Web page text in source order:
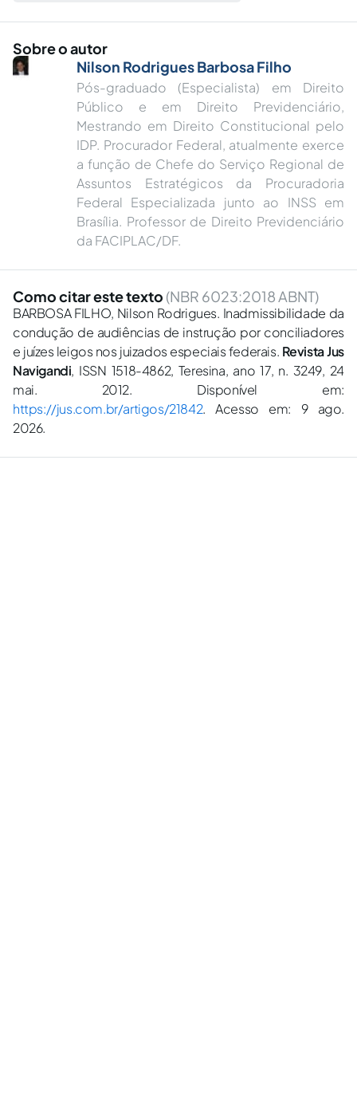
Sobre o autor
Nilson Rodrigues Barbosa Filho
Pós-graduado (Especialista) em Direito
Público e em Direito Previdenciário,
Mestrando em Direito Constitucional pelo
IDP. Procurador Federal, atualmente exerce
a função de Chefe do Serviço Regional de
Assuntos Estratégicos da Procuradoria
Federal Especializada junto ao INSS em
Brasília. Professor de Direito Previdenciário
da FACIPLAC/DF.
Como citar este texto (NBR 6023:2018 ABNT)
BARBOSA FILHO, Nilson Rodrigues. Inadmissibilidade da
condução de audiências de instrução por conciliadores
e juízes leigos nos juizados especiais federais. Revista Jus
Navigandi, ISSN 1518-4862, Teresina, ano 17, n. 3249, 24
mai. 2012. Disponível em:
https://jus.com.br/artigos/21842. Acesso em: 9 ago.
2026.